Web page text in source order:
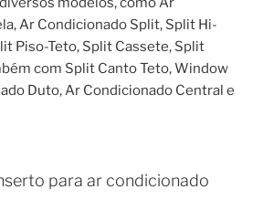
Ar Condicionado Split, Split Hi-
Piso-Teto, Split Cassete, Split
com Split Canto Teto, Window
Duto, Ar Condicionado Central e
para ar condicionado